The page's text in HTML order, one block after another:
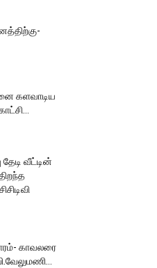
களவாடிய
வீட்டின்
காவலரை